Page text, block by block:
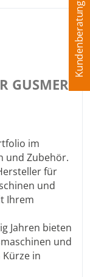
1. September 2024
GUSMER
im
und Zubehör.
für
und
Ihrem
Jahren bieten
und
in
Kundenberatung